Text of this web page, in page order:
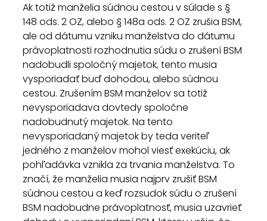
Ak totiž manželia súdnou cestou v súlade s §
148 ods. 2 OZ, alebo § 148a ods. 2 OZ zrušia BSM,
ale od dátumu vzniku manželstva do dátumu
právoplatnosti rozhodnutia súdu o zrušení BSM
nadobudli spoločný majetok, tento musia
vysporiadať buď dohodou, alebo súdnou
cestou. Zrušením BSM manželov sa totiž
nevysporiadava dovtedy spoločne
nadobudnutý majetok. Na tento
nevysporiadaný majetok by teda veriteľ
jedného z manželov mohol viesť exekúciu, ak
pohľadávka vznikla za trvania manželstva. To
značí, že manželia musia najprv zrušiť BSM
súdnou cestou a keď rozsudok súdu o zrušení
BSM nadobudne právoplatnosť, musia uzavrieť